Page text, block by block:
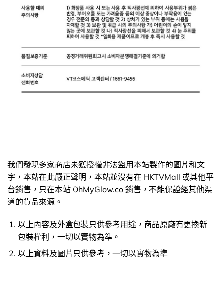
我們發現多家商店未獲授權非法盜用本站製作的圖片和文
字，本站在此嚴正聲明，本站並沒有在 HKTVMall 或其他平
台銷售，只在本站 OhMyGlow.co 銷售，不能保證經其他渠
道的貨品來源。
以上內容及外盒包裝只供參考用途，商品原廠有更換新
包裝權利，一切以實物為準。
以上資料及圖片只供參考，一切以實物為準